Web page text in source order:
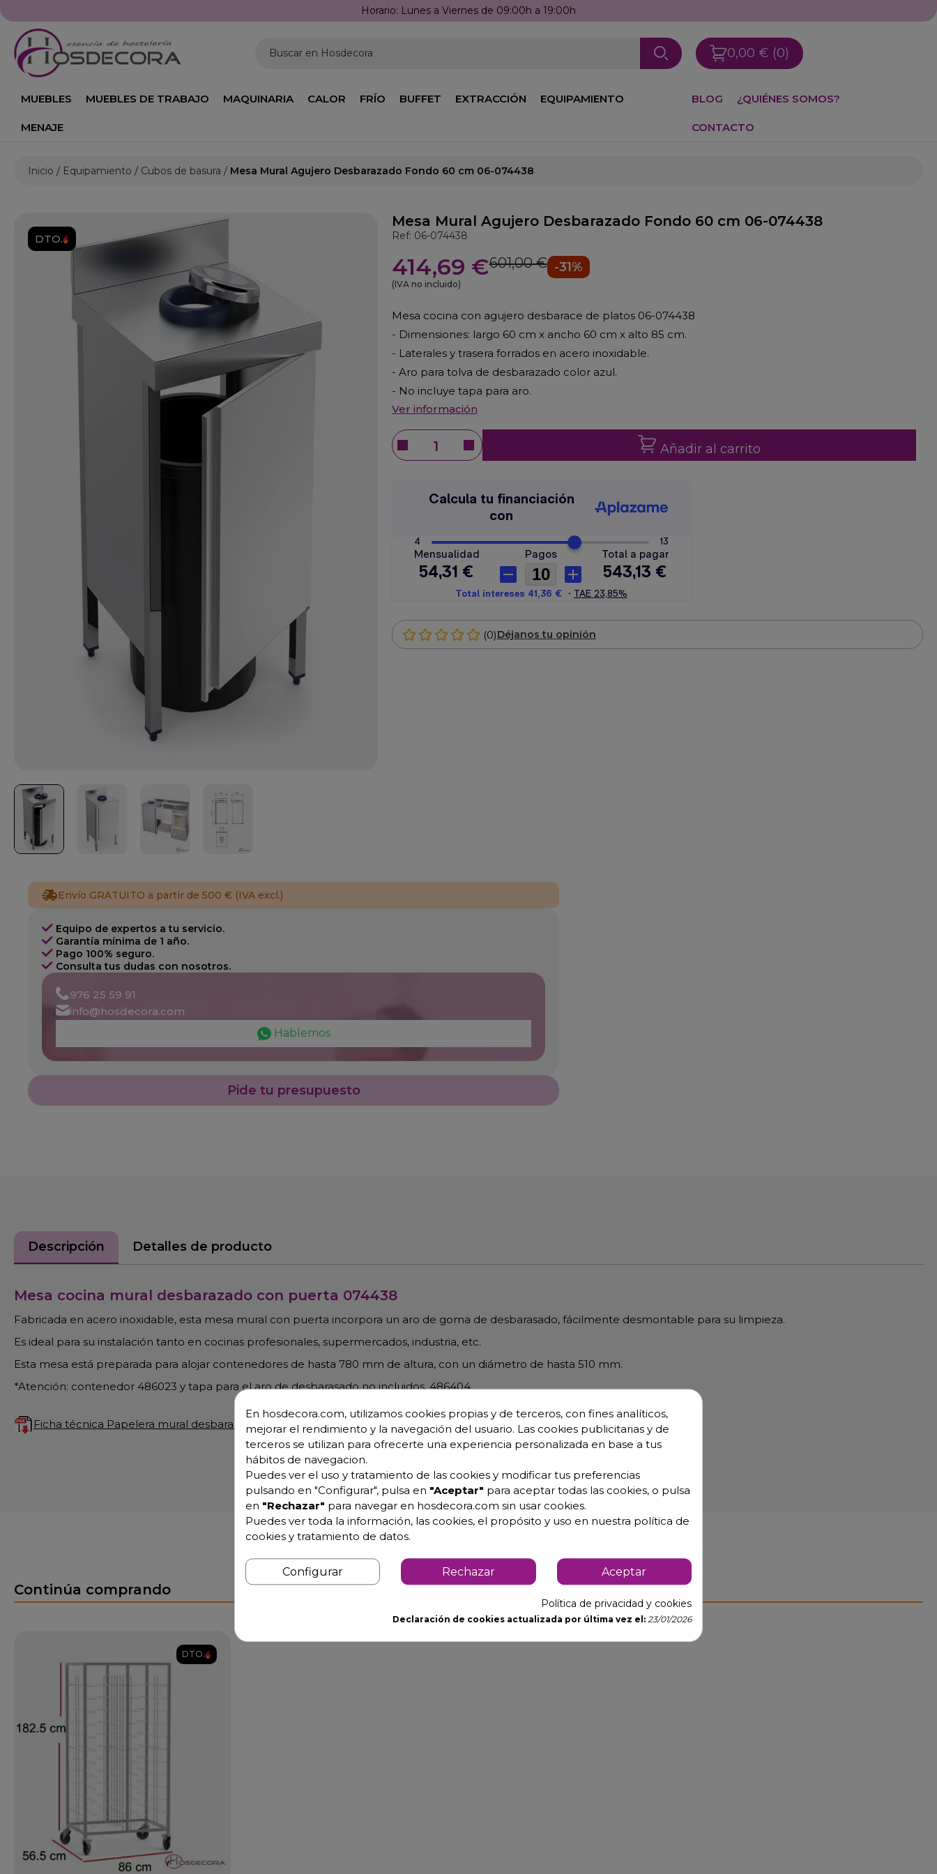
Horario: Lunes a Viernes de 09:00h a 19:00h
Buscar en Hosdecora 0,00 € (0)
MUEBLES MUEBLES DE TRABAJO MAQUINARIA CALOR FRÍO BUFFET EXTRACCIÓN EQUIPAMIENTO
MENAJE
BLOG ¿QUIÉNES SOMOS?
CONTACTO
Inicio Equipamiento Cubos de basura Mesa Mural Agujero Desbarazado Fondo 60 cm 06-074438
DTO.
Mesa Mural Agujero Desbarazado Fondo 60 cm 06-074438
Ref: 06-074438
414,69 €601,00 € -31%
(IVA no incluido)
Mesa cocina con agujero desbarace de platos 06-074438
- Dimensiones: largo 60 cm x ancho 60 cm x alto 85 cm.
- Laterales y trasera forrados en acero inoxidable.
- Aro para tolva de desbarazado color azul.
- No incluye tapa para aro.
Ver información
Añadir al carrito
(0)Déjanos tu opinión
Envío GRATUITO a partir de 500 € (IVA excl.)
Equipo de expertos a tu servicio.
Garantía mínima de 1 año.
Pago 100% seguro.
Consulta tus dudas con nosotros.
976 25 59 91
info@hosdecora.com
Hablemos
Pide tu presupuesto
Descripción Detalles de producto
Mesa cocina mural desbarazado con puerta 074438
Fabricada en acero inoxidable, esta mesa mural con puerta incorpora un aro de goma de desbarasado, fácilmente desmontable para su limpieza.
Es ideal para su instalación tanto en cocinas profesionales, supermercados, industria, etc.
Esta mesa está preparada para alojar contenedores de hasta 780 mm de altura, con un diámetro de hasta 510 mm.
*Atención: contenedor 486023 y tapa para el aro de desbarasado no incluidos. 486404
Ficha técnica Papelera mural desbarazado
Continúa comprando
DTO.
En hosdecora.com, utilizamos cookies propias y de terceros, con fines analíticos,
mejorar el rendimiento y la navegación del usuario. Las cookies publicitarias y de
terceros se utilizan para ofrecerte una experiencia personalizada en base a tus
hábitos de navegacion.
Puedes ver el uso y tratamiento de las cookies y modificar tus preferencias
pulsando en "Configurar", pulsa en "Aceptar" para aceptar todas las cookies, o pulsa
en "Rechazar" para navegar en hosdecora.com sin usar cookies.
Puedes ver toda la información, las cookies, el propósito y uso en nuestra política de
cookies y tratamiento de datos.
Configurar Rechazar Aceptar
Política de privacidad y cookies
Declaración de cookies actualizada por última vez el: 23/01/2026